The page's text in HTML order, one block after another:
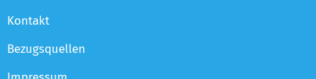
Kontakt
Bezugsquellen